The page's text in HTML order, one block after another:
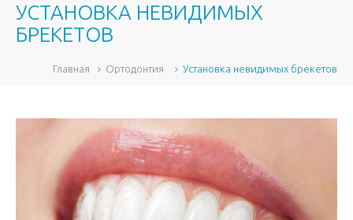
УСТАНОВКА НЕВИДИМЫХ
БРЕКЕТОВ
Главная Ортодонтия Установка невидимых брекетов